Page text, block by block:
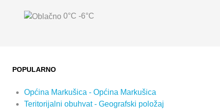
0°C -6°C
POPULARNO
Općina Markušica - Općina Markušica
Teritorijalni obuhvat - Geografski položaj